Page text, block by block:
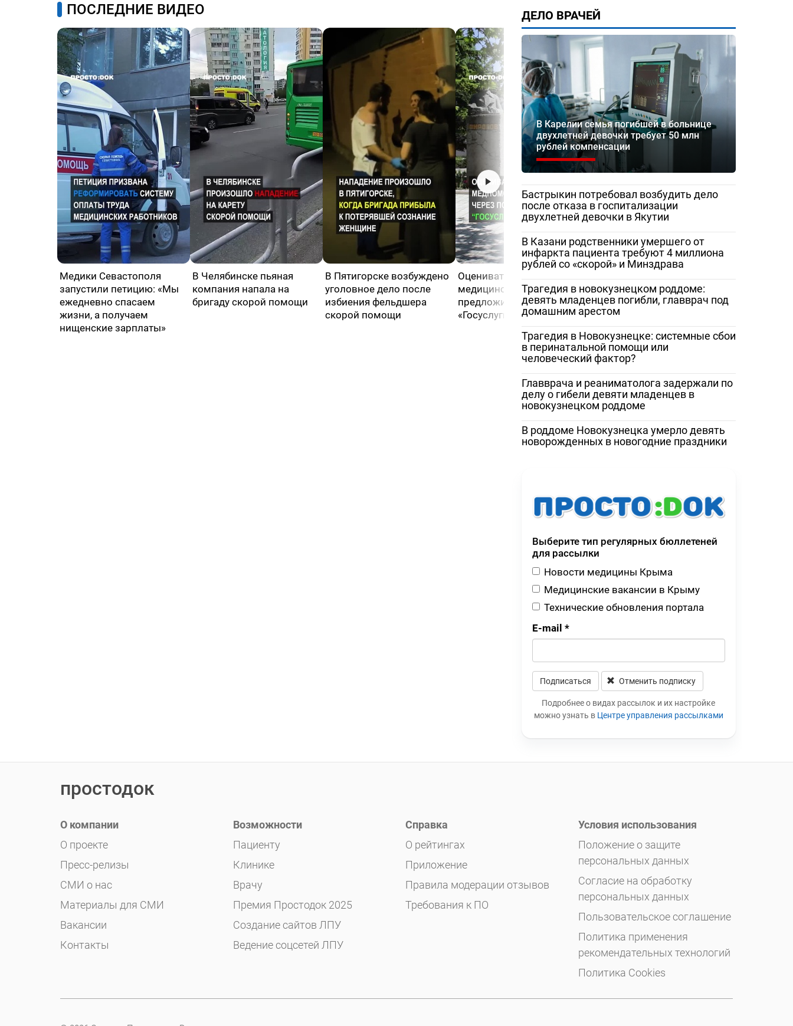
ПОСЛЕДНИЕ ВИДЕО
Медики Севастополя
запустили петицию: «Мы
ежедневно спасаем
жизни, а получаем
нищенские зарплаты»
В Челябинске пьяная
компания напала на
бригаду скорой помощи
В Пятигорске возбуждено
уголовное дело после
избиения фельдшера
скорой помощи
Оценивать качество
медицинской помощи
предложили через портал
«Госуслуги»
женщина сняла разруху в
Гатчинской межрайонной
больнице
записали
и Бастрыкину
ДЕЛО ВРАЧЕЙ
В Карелии семья погибшей в больнице
двухлетней девочки требует 50 млн
рублей компенсации
Бастрыкин потребовал возбудить дело
после отказа в госпитализации
двухлетней девочки в Якутии
В Казани родственники умершего от
инфаркта пациента требуют 4 миллиона
рублей со «скорой» и Минздрава
Трагедия в новокузнецком роддоме:
девять младенцев погибли, главврач под
домашним арестом
Трагедия в Новокузнецке: системные сбои
в перинатальной помощи или
человеческий фактор?
Главврача и реаниматолога задержали по
делу о гибели девяти младенцев в
новокузнецком роддоме
В роддоме Новокузнецка умерло девять
новорожденных в новогодние праздники
Выберите тип регулярных бюллетеней
для рассылки
Новости медицины Крыма
Медицинские вакансии в Крыму
Технические обновления портала
E-mail *
Подписаться Отменить подписку
Leave this field blank
Подробнее о видах рассылок и их настройке
можно узнать в Центре управления рассылками
простодок
О компании
О проекте
Пресс-релизы
СМИ о нас
Материалы для СМИ
Вакансии
Контакты
Возможности
Пациенту
Клинике
Врачу
Премия Простодок 2025
Создание сайтов ЛПУ
Ведение соцсетей ЛПУ
Справка
О рейтингах
Приложение
Правила модерации отзывов
Требования к ПО
Условия использования
Положение о защите
персональных данных
Согласие на обработку
персональных данных
Пользовательское соглашение
Политика применения
рекомендательных технологий
Политика Cookies